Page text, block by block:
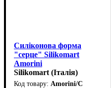
Силіконова форма
"серце" Silikomart
Amorini
(63х65мм,h39мм,100мл)
Silikomart (Італія)
Amorini/C